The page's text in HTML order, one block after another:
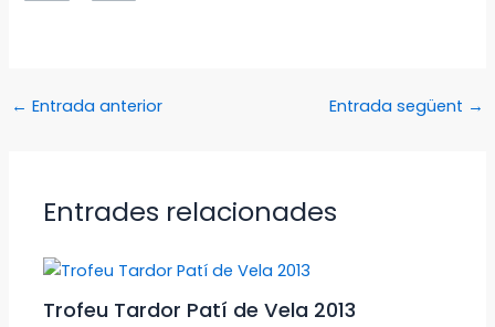
← Entrada anterior Entrada següent →
Entrades relacionades
Trofeu Tardor Patí de Vela 2013